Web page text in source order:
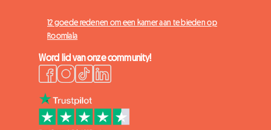
12 goede redenen om een kamer aan te bieden op
Roomlala
Word lid van onze community!